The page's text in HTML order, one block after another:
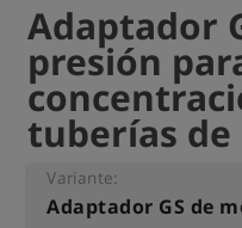
Adaptador
presión
tuberías de
Variante: